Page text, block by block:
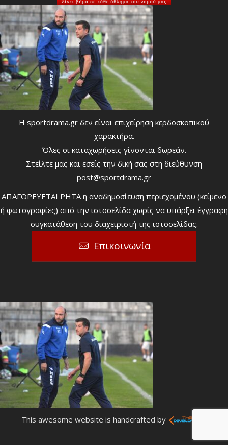
Η sportdrama.gr δεν είναι επιχείρηση κερδοσκοπικού
χαρακτήρα.
Όλες οι καταχωρήσεις γίνονται δωρεάν.
Στείλτε μας και εσείς την δική σας στη διεύθυνση
post@sportdrama.gr
ΑΠΑΓΟΡΕΥΕΤΑΙ ΡΗΤΑ η αναδημοσίευση περιεχομένου (κείμενο
ή φωτογραφίες) από την ιστοσελίδα χωρίς να υπάρξει έγγραφη
συγκατάθεση του διαχειριστή της ιστοσελίδας.
Επικοινωνία
This awesome website is handcrafted by